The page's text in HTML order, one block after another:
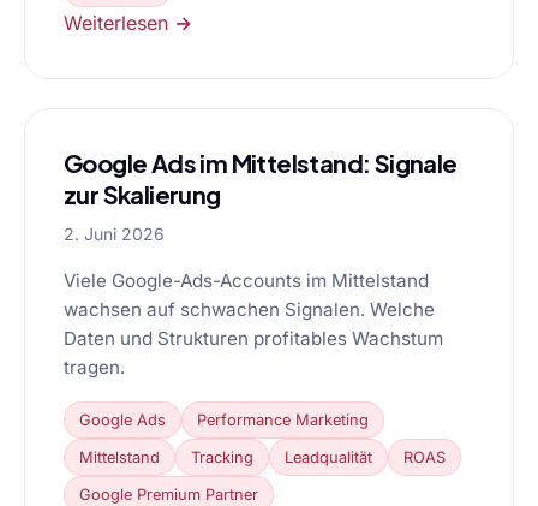
Weiterlesen →
Google Ads im Mittelstand: Signale
zur Skalierung
2. Juni 2026
Viele Google-Ads-Accounts im Mittelstand
wachsen auf schwachen Signalen. Welche
Daten und Strukturen profitables Wachstum
tragen.
Google Ads Performance Marketing
Mittelstand Tracking Leadqualität ROAS
Google Premium Partner